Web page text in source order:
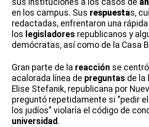
sus instituciones a los casos de
en los campus. Sus respuestas,
redactadas, enfrentaron una rápida
los legisladores republicanos y
demócratas, así como de la Casa
Gran parte de la reacción se
acalorada línea de preguntas de la
Elise Stefanik, republicana por
preguntó repetidamente si “pedir el
los judíos” violaría el código de
universidad.